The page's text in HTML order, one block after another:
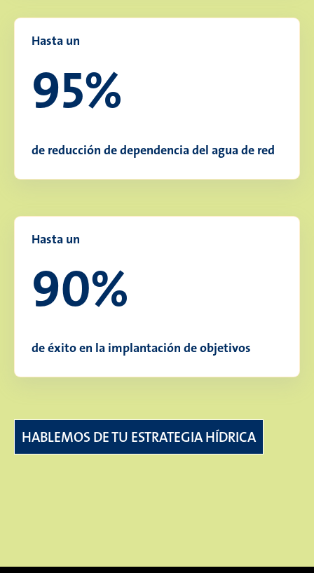
Hasta un
95%
de reducción de dependencia del agua de red
Hasta un
90%
de éxito en la implantación de objetivos
HABLEMOS DE TU ESTRATEGIA HÍDRICA